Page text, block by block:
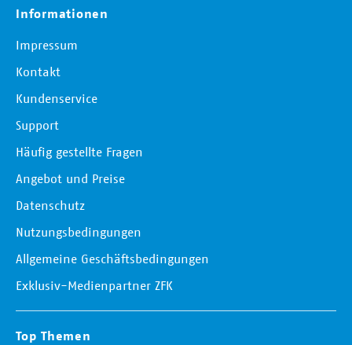
Informationen
Impressum
Kontakt
Kundenservice
Support
Häufig gestellte Fragen
Angebot und Preise
Datenschutz
Nutzungsbedingungen
Allgemeine Geschäftsbedingungen
Exklusiv-Medienpartner ZFK
Top Themen